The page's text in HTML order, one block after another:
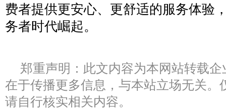
费者提供更安心、更舒适的服务体验
务者时代崛起。
郑重声明：此文内容为本网站转载
在于传播更多信息，与本站立场无关。
请自行核实相关内容。